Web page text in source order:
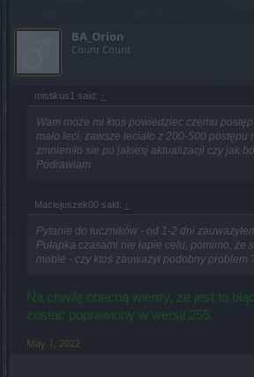
BA_Orion
Count Count
mistikus1 said: ↑
Wam może mi ktos powiedziec czemu
mało leci, zawsze leciało z 200-500 postępu
zmnieniło sie po jakiesj aktualizacji czy jak
Podrawiam
Maciejuszek00 said: ↑
Pytanie do łuczników - od 1-2 dni
Pułapka czasami nie łapie celu, pomimo, że
mobie - czy ktoś zauważył podobny problem
Na chwilę obecną wiemy, że jest to
zostać poprawiony w wersji 255.
May 1, 2022